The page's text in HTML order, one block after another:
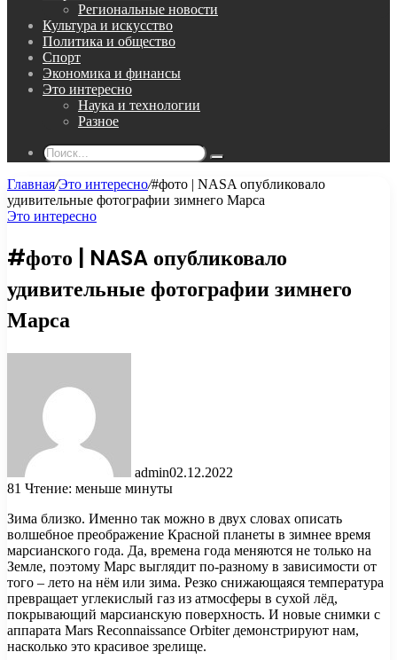
Региональные новости
Культура и искусство
Политика и общество
Спорт
Экономика и финансы
Это интересно
Наука и технологии
Разное
Поиск...
Главная/Это интересно/#фото | NASA опубликовало
удивительные фотографии зимнего Марса
Это интересно
#фото | NASA опубликовало
удивительные фотографии зимнего
Марса
admin02.12.2022
81 Чтение: меньше минуты
Зима близко. Именно так можно в двух словах описать
волшебное преображение Красной планеты в зимнее время
марсианского года. Да, времена года меняются не только на
Земле, поэтому Марс выглядит по-разному в зависимости от
того – лето на нём или зима. Резко снижающаяся температура
превращает углекислый газ из атмосферы в сухой лёд,
покрывающий марсианскую поверхность. И новые снимки с
аппарата Mars Reconnaissance Orbiter демонстрируют нам,
насколько это красивое зрелище.